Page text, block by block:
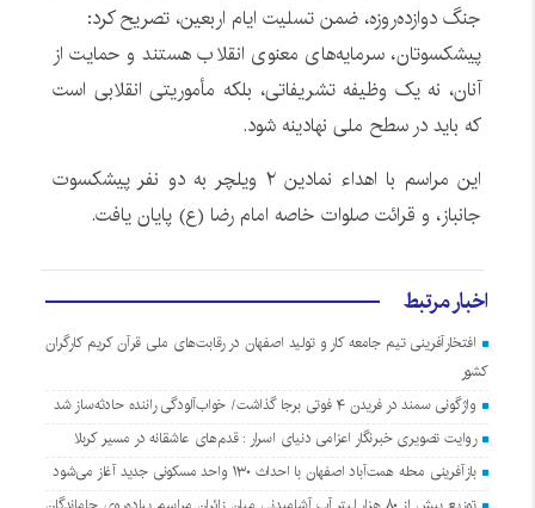
جنگ دوازده‌روزه، ضمن تسلیت ایام اربعین، تصریح کرد:
پیشکسوتان، سرمایه‌های معنوی انقلاب هستند و حمایت از
آنان، نه یک وظیفه تشریفاتی، بلکه مأموریتی انقلابی است
که باید در سطح ملی نهادینه شود.
این مراسم با اهدا‌ء نمادین ۲ ویلچر به دو نفر پیشکسوت
جانباز، و قرائت صلوات خاصه امام رضا (ع) پایان یافت.
اخبار مرتبط
افتخارآفرینی تیم جامعه کار و تولید اصفهان در رقابت‌های ملی قرآن کریم کارگران
کشور
واژگونی سمند در فریدن ۴ فوتی برجا گذاشت/ خواب‌آلودگی راننده حادثه‌ساز شد
روایت تصویری خبرنگار اعزامی دنیای اسرار : قدم‌های عاشقانه در مسیر کربلا
بازآفرینی محله همت‌آباد اصفهان با احداث ۱۳۰ واحد مسکونی جدید آغاز می‌شود